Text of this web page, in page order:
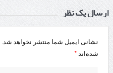
ارسال یک نظر
نشانی ایمیل شما منتشر نخواهد شد.
شده‌اند *